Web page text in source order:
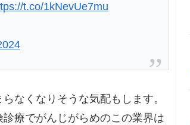
t.co/1kNevUe7mu
なくなりそうな気配もします。
療でがんじがらめのこの業界は